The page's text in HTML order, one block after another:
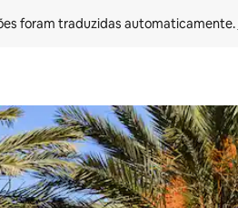
foram traduzidas automaticamente.